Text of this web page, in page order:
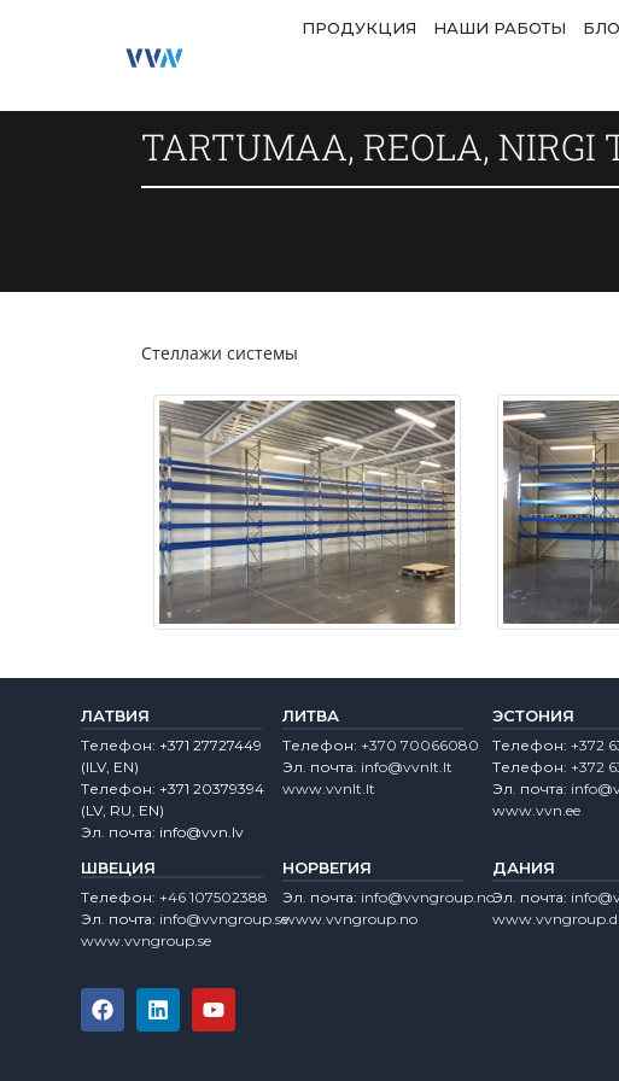
ПРОДУКЦИЯ НАШИ РАБОТЫ
TARTUMAA, REOLA,
Стеллажи системы
ЛАТВИЯ
Tелефон:+371 27727449
(lLV, EN)
Tелефон:+371 20379394
(LV, RU, EN)
Эл. почта: info@vvn.lv
ЛИТВА
Tелефон: +370 70066080
Эл. почта: info@vvnlt.lt
www.vvnlt.lt
ЭСТОНИЯ
Tелефон: +372
Tелефон: +372
Эл. почта:
www.vvn.ee
ШВЕЦИЯ
Tелефон: +46 107502388
Эл. почта: info@vvngroup.se
www.vvngroup.se
НОРВЕГИЯ
Эл. почта: info@vvngroup.no
www.vvngroup.no
ДАНИЯ
Эл. почта: